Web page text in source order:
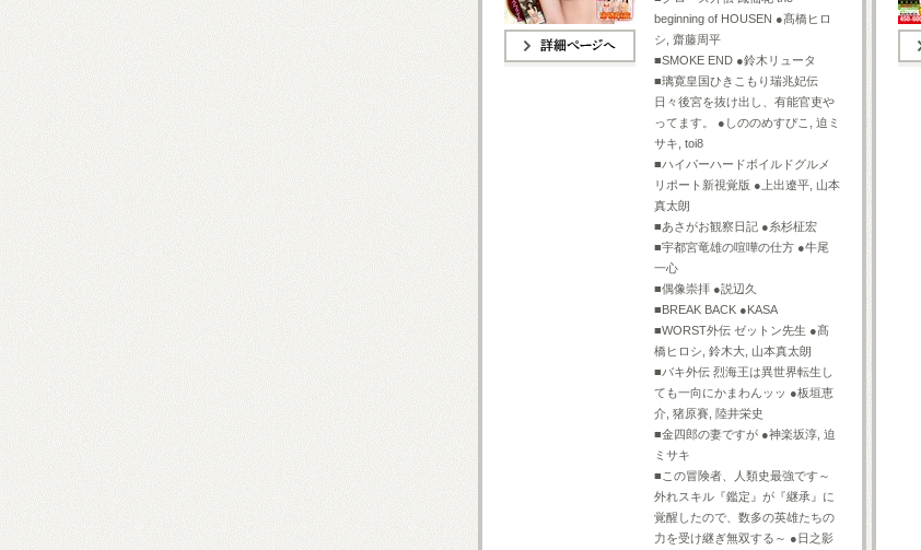
beginning of HOUSEN ●髙橋ヒロ
シ, 齋藤周平
■SMOKE END ●鈴木リュータ
■璃寛皇国ひきこもり瑞兆妃伝
日々後宮を抜け出し、有能官吏や
ってます。 ●しののめすぴこ, 迫ミ
サキ, toi8
■ハイパーハードボイルドグルメ
リポート新視覚版 ●上出遼平, 山本
真太朗
■あさがお観察日記 ●糸杉柾宏
■宇都宮竜雄の喧嘩の仕方 ●牛尾
一心
■偶像崇拝 ●説辺久
■BREAK BACK ●KASA
■WORST外伝 ゼットン先生 ●髙
橋ヒロシ, 鈴木大, 山本真太朗
■バキ外伝 烈海王は異世界転生し
ても一向にかまわんッッ ●板垣恵
介, 猪原賽, 陸井栄史
■金四郎の妻ですが ●神楽坂淳, 迫
ミサキ
■この冒険者、人類史最強です～
外れスキル『鑑定』が『継承』に
覚醒したので、数多の英雄たちの
力を受け継ぎ無双する～ ●日之影